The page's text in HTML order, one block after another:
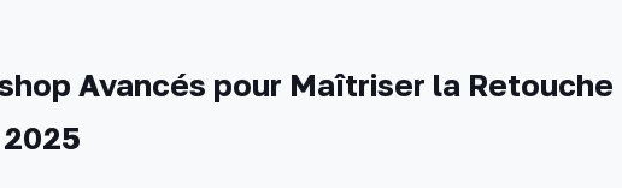
Avancés pour Maîtriser la Retouche